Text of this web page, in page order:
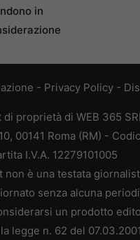
in
- Privacy Policy -
proprietà di WEB 365
00141 Roma (RM) -
I.V.A. 12279101005
non è una testata
senza alcuna
un prodotto
legge n. 62 del 07.03.2001